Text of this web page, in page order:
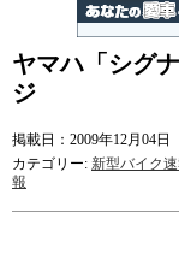
ヤマハ「シグ
ジ
掲載日：2009年12月04日
カテゴリー: 新型バイク
報